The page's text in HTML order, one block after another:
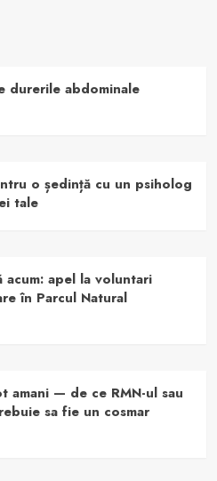
durerile abdominale
o ședință cu un psiholog
tale
acum: apel la voluntari
în Parcul Natural
amani — de ce RMN-ul sau
sa fie un cosmar